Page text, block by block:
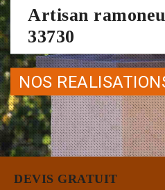
Artisan
33730
NOS
DEVIS GRATUIT